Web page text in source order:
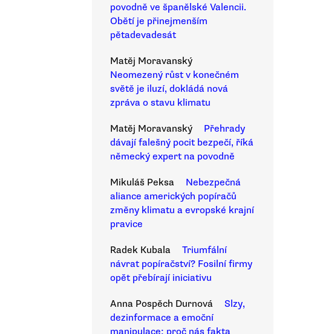
povodně ve španělské Valencii.
Obětí je přinejmenším
pětadevadesát
Matěj Moravanský
Neomezený růst v konečném
světě je iluzí, dokládá nová
zpráva o stavu klimatu
Matěj Moravanský
Přehrady
dávají falešný pocit bezpečí, říká
německý expert na povodně
Mikuláš Peksa
Nebezpečná
aliance amerických popíračů
změny klimatu a evropské krajní
pravice
Radek Kubala
Triumfální
návrat popíračství? Fosilní firmy
opět přebírají iniciativu
Anna Pospěch Durnová
Slzy,
dezinformace a emoční
manipulace: proč nás fakta